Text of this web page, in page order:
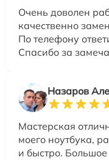
Очень доволен
качественно
По телефону
Спасибо за
Назаров
Мастерская
моего ноутбука,
и быстро.